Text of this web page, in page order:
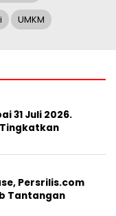
UMKM
31 Juli 2026.
Persrilis.com
Tantangan